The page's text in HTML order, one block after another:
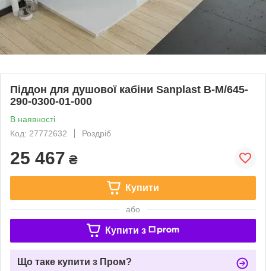
Піддон для душової кабіни Sanplast B-M/645-
290-0300-01-000
В наявності
Код: 27772632
Роздріб
25 467 ₴
Купити
або
Купити з
Що таке купити з Пром?